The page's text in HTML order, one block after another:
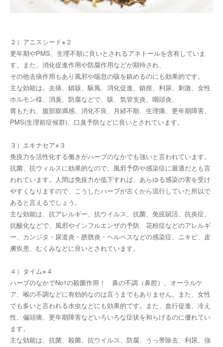
２）アニスシード※２
更年期やPMS、生理不順に良いとされるアネトールを含有していま
す。また、消化促進作用や防腐作用などが期待され、
その他去痰作用もあり風邪や喘息の咳を鎮めるのにも効果的です。
主な効能は。去痰、鎮咳、駆風、消化促進、鎮痙、利尿、刺激、女性
ホルモン様、消臭、防腐などで、咳、気管支炎、咽頭炎、
胃もたれ、腹部膨満感、消化不良、月経不順、生理痛、更年期障害、
PMS(生理前症候群)、口臭予防などに良いとされています。
３）エキナセア※３
免疫力を活性化する働きがハーブのなかでも強いと言われています。
抗菌、抗ウィルスに効果的なので、風邪予防や感染症に最適だとも言
われています。人間は免疫力が低下すれば、あらゆる感染の害を受け
やすくなりますので、こうしたハーブが古くから流行していた所以で
あると言えるでしょう。
主な効能は、抗アレルギー、抗ウイルス、抗菌、免疫賦活、抗炎症、
抗酸化などで、風邪やインフルエンザの予防、花粉症などのアレルギ
ー、カンジタ・尿道炎・膀胱炎・ヘルペスなどの感染症、ニキビ、皮
膚疾患、むくみなどに良いとされています。
４）タイム※４
ハーブのなかでNo1の殺菌作用！ 鼻の不調（鼻腔）、オーラルケ
ア、喉の不調などに有効的なのは言うまでもありません。また、女性
でも多いと言われる水虫などにも効果的です。また、血行促進、冷え
性、偏頭痛、更年期障害などいろいろな症状を和らげるのに優れてい
ます。
主な効能は、抗菌、殺菌、抗ウイルス、防腐、うっ帯除去、利尿、強